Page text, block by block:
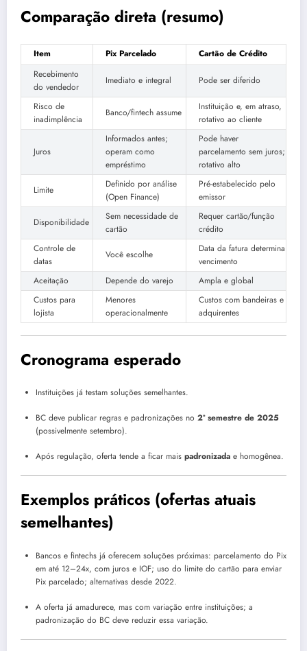
Comparação direta (resumo)
Item Pix Parcelado
Cartão de Crédito
Recebimento
do vendedor
Imediato e integral Pode ser diferido
Risco de
inadimplência
Banco/fintech assume
Instituição e, em atraso,
rotativo ao cliente
Juros
Informados antes;
operam como
empréstimo
Pode haver
parcelamento sem juros;
rotativo alto
Limite
Definido por análise
(Open Finance)
Pré-estabelecido pelo
emissor
Disponibilidade
Sem necessidade de
cartão
Requer cartão/função
crédito
Controle de
datas
Você escolhe
Data da fatura determina
vencimento
Aceitação
Depende do varejo
Ampla e global
Custos para
lojista
Menores
operacionalmente
Custos com bandeiras e
adquirentes
Cronograma esperado
Instituições já testam soluções semelhantes.
BC deve publicar regras e padronizações no 2º semestre de 2025
(possivelmente setembro).
Após regulação, oferta tende a ficar mais padronizada e homogênea.
Exemplos práticos (ofertas atuais
semelhantes)
Bancos e fintechs já oferecem soluções próximas: parcelamento do Pix
em até 12–24x, com juros e IOF; uso do limite do cartão para enviar
Pix parcelado; alternativas desde 2022.
A oferta já amadurece, mas com variação entre instituições; a
padronização do BC deve reduzir essa variação.